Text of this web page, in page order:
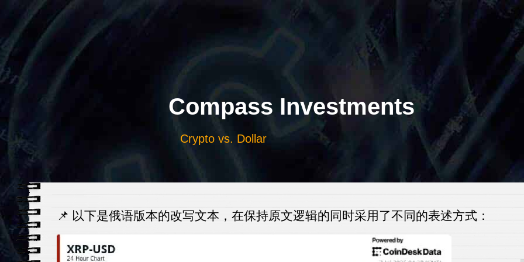
Выберите
язык
Compass Investments
Crypto vs. Dollar
📌 以下是俄语版本的改写文本，在保持原文逻辑的同时采用了不同的表述方式：